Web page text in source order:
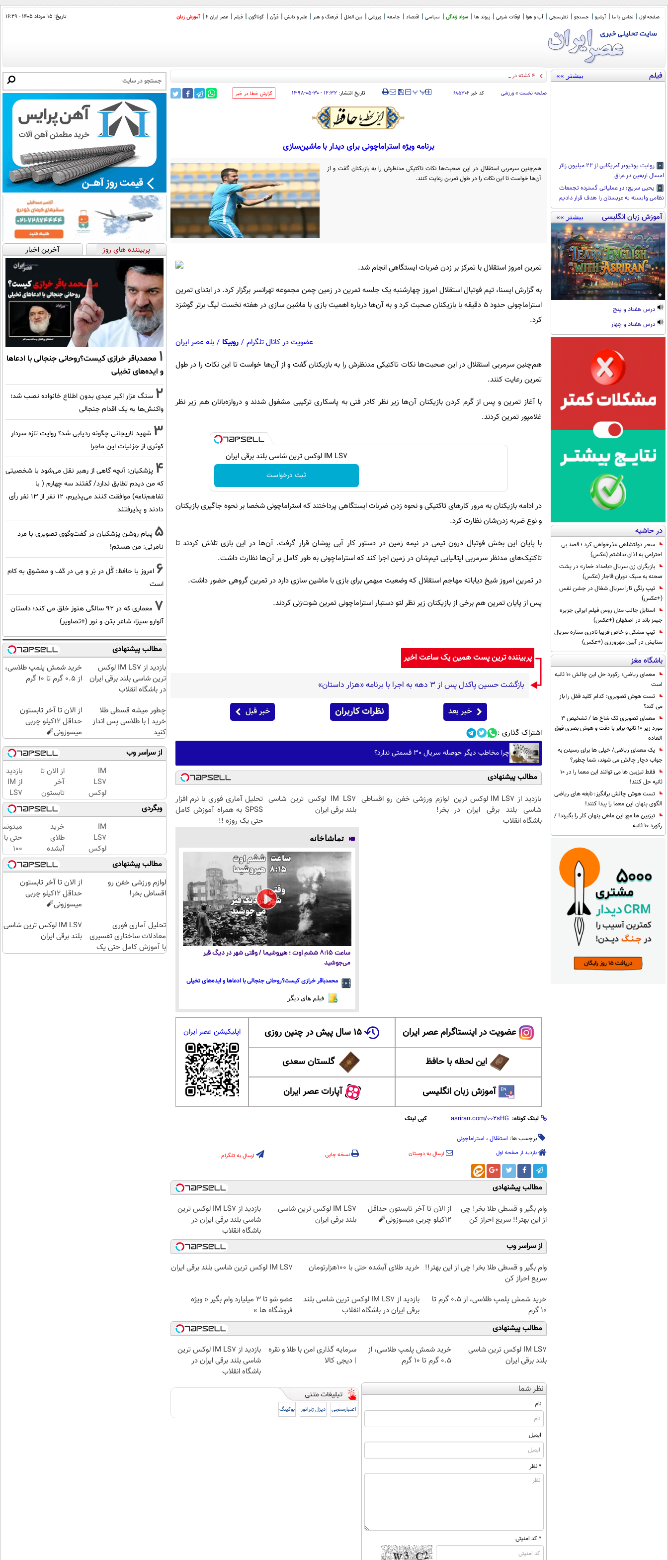
صفحه اول تماس با ما آرشیو جستجو نظرسنجی آب و هوا اوقات شرعی پیوند ها سواد زندگی سیاسی اقتصاد جامعه ورزشی بین الملل فرهنگ و هنر علم و دانش قرآن گوناگون فیلم عصر ایران 2 آموزش زبان تاریخ: ۱۵ مرداد ۱۴۰۵ - ۱۶:۲۹
فیلم بیشتر »»
روایت یوتیوبر آمریکایی از ۲۲ میلیون زائر
امسال اربعین در عراق
یحیی سریع: در عملیاتی گسترده تجمعات
نظامی وابسته به عربستان را هدف قرار دادیم
آموزش زبان انگلیسی بیشتر »»
درس هفتاد و پنج
درس هفتاد و چهار
در حاشیه
سحر دولتشاهی عذرخواهی کرد ؛ قصد بی
احترامی به اذان نداشتم (عکس)
بازیگران زن سریال «بامداد خمار» در پشت
صحنه به سبک دوران قاجار (عکس)
تیپ رنگی تارا سریال شغال در جشن نفس
(+عکس)
استایل جالب مدل روس فیلم ایرانی جزیره
جیمز باند در اصفهان (+عکس)
تیپ مشکی و خاص فریبا نادری ستاره سریال
ستایش در آیین مهرورزی (+عکس)
باشگاه مغز
معمای ریاضی؛ رکورد حل این چالش 10 ثانیه
است
تست هوش تصویری: کدام کلید قفل را باز
می کند؟
معمای تصویری تک شاخ ها / تشخیص 3
مورد زیر 10 ثانیه برابر با دقت و هوش بصری فوق
العاده
یک معمای ریاضی/ خیلی ها برای رسیدن به
جواب دچار چالش می شوند، شما چطور؟
فقط تیزبین ها می توانند این معما را در 10
ثانیه حل کنند!
تست هوش چالش برانگیز: نابغه های ریاضی
الگوی پنهان این معما را پیدا کنند!
تیزبین ها مچ این ماهی پنهان کار را بگیرند! /
رکورد 10 ثانیه
۴ کشته در تصادف جاده اهواز
صفحه نخست » ورزشی کد خبر۶۸۵۳۰۲ ‍‍‍ پپ تاریخ انتشار: ۱۲:۳۲ - ۳۰-۰۵-۱۳۹۸ ‌گزارش خطا در خبر
برنامه ویژه استراماچونی برای دیدار با ماشین‌سازی
هم‌چنین سرمربی استقلال در این صحبت‌ها نکات تاکتیکی مدنظرش را به بازیکنان گفت و از
آن‌ها خواست تا این نکات را در طول تمرین رعایت کنند.
تمرین امروز استقلال با تمرکز بر زدن ضربات ایستگاهی انجام شد.
به گزارش ایسنا، تیم فوتبال استقلال امروز چهارشنبه یک جلسه تمرین در زمین چمن مجموعه تهرانسر برگزار کرد. در ابتدای تمرین
استراماچونی حدود ۵ دقیقه با بازیکنان صحبت کرد و به آن‌ها درباره اهمیت بازی با ماشین سازی در هفته نخست لیگ برتر گوشزد
کرد.
عضویت در کانال تلگرام / روبیکا / بله عصر ایران
هم‌چنین سرمربی استقلال در این صحبت‌ها نکات تاکتیکی مدنظرش را به بازیکنان گفت و از آن‌ها خواست تا این نکات را در طول
تمرین رعایت کنند.
با آغاز تمرین و پس از گرم کردن بازیکنان آن‌ها زیر نظر کادر فنی به پاسکاری ترکیبی مشغول شدند و دروازه‌بانان هم زیر نظر
غلامپور تمرین کردند.
IM LS7 لوکس ترین شاسی بلند برقی ایران
ثبت درخواست
در ادامه بازیکنان به مرور کارهای تاکتیکی و نحوه زدن ضربات ایستگاهی پرداختند که استراماچونی شخصا بر نحوه جاگیری بازیکنان
و نوع ضربه زدن‌شان نظارت کرد.
با پایان این بخش فوتبال درون تیمی در نیمه زمین در دستور کار آبی پوشان قرار گرفت. آن‌ها در این بازی تلاش کردند تا
تاکتیک‌های مدنظر سرمربی ایتالیایی تیم‌شان در زمین اجرا کند که استراماچونی به طور کامل بر آن‌ها نظارت داشت.
در تمرین امروز شیخ دیاباته مهاجم استقلال که وضعیت مبهمی برای بازی با ماشین سازی دارد در تمرین گروهی حضور داشت.
پس از پایان تمرین هم برخی از بازیکنان زیر نظر لتو دستیار استراماچونی تمرین شوت‌زنی کردند.
پربیننده ترین پست همین یک ساعت اخیر
بازگشت حسین پاکدل پس از ۳ دهه به اجرا با برنامه «هزار داستان»
خبر بعد نظرات کاربران خبر قبل
اشتراک گذاری :
چرا مخاطب دیگر حوصله سریال 30 قسمتی ندارد؟
مطالب پیشنهادی
بازدید از IM LS7 لوکس ترین
شاسی بلند برقی ایران در
باشگاه انقلاب
لوازم ورزشی خفن رو اقساطی
بخر!
IM LS7 لوکس ترین شاسی
بلند برقی ایران
تحلیل آماری فوری با نرم افزار
SPSS به همراه آموزش کامل
حتی یک روزه !!
تماشاخانه
ساعت ۸:۱۵ ششم اوت ؛ هیروشیما / وقتی شهر در دیگ قیر
می‌جوشید
محمدباقر خرازی کیست؟روحانی جنجالی با ادعاها و ایده‌های تخیلی
فیلم های دیگر
عضویت در اینستاگرام عصر ایران ۱۵ سال پیش در چنین روزی
این لحظه با حافظ گلستان سعدی
آموزش زبان انگلیسی آپارات عصر ایران
اپلیکیشن عصر ایران
لینک کوتاه: کپی لینک
برچسب ها: استقلال ، استراماچونی
بازدید از صفحه اول ارسال به دوستان نسخه چاپی ارسال به تلگرام
مطالب پیشنهادی
وام بگیر و قسطی طلا بخر! چی
از این بهتر!! سریع احراز کن
از الان تا آخر تابستون حداقل
12کیلو چربی میسوزونی🧨
IM LS7 لوکس ترین شاسی
بلند برقی ایران
بازدید از IM LS7 لوکس ترین
شاسی بلند برقی ایران در
باشگاه انقلاب
از سراسر وب
وام بگیر و قسطی طلا بخر! چی از این بهتر!!
سریع احراز کن
خرید طلای آبشده حتی با ۱۰۰هزارتومان IM LS7 لوکس ترین شاسی بلند برقی ایران
خرید شمش پلمپ طلاسی، از ۰.۵ گرم تا
۱۰ گرم
بازدید از IM LS7 لوکس ترین شاسی بلند
برقی ایران در باشگاه انقلاب
عضو شو تا 3 میلیارد وام بگیر « ویژه
فروشگاه ها »
مطالب پیشنهادی
IM LS7 لوکس ترین شاسی
بلند برقی ایران
خرید شمش پلمپ طلاسی، از
۰.۵ گرم تا ۱۰ گرم
سرمایه گذاری امن با طلا و نقره
| دیجی کالا
بازدید از IM LS7 لوکس ترین
شاسی بلند برقی ایران در
باشگاه انقلاب
نظر شما
نام
ایمیل
* نظر
* کد امنیتی
اعتبارسنجی دیزل ژنراتور بوکینگ
پربیننده های روز آخرین اخبار
1 محمدباقر خرازی کیست؟روحانی جنجالی با ادعاها
و ایده‌های تخیلی
2 سنگ مزار اکبر عبدی بدون اطلاع خانواده نصب شد؛
واکنش‌ها به یک اقدام جنجالی
3 شهید لاریجانی چگونه ردیابی شد؟ روایت تازه سردار
کوثری از جزئیات این ماجرا
4 پزشکیان‌: آنچه گاهی از رهبر نقل می‌شود با شخصیتی
که من دیدم تطابق ندارد/ گفتند سه چهارم ( با
تفاهم‌نامه) موافقت کنند می‌پذیرم، 12 نفر از 13 نفر رأی
دادند و پذیرفتند
5 پیام روشن پزشکیان در گفت‌و‌گوی تصویری با مرد
نامرئی: من هستم!
6 امروز با حافظ: گُل در بَر و مِی در کَف و معشوق به کام
است
7
معماری که در 92 سالگی هنوز خلق می کند؛ داستان
آلوارو سیزا، شاعر بتن و نور (+تصاویر)
مطالب پیشنهادی
بازدید از IM LS7 لوکس
ترین شاسی بلند برقی ایران
در باشگاه انقلاب
خرید شمش پلمپ طلاسی،
از ۰.۵ گرم تا ۱۰ گرم
چطور میشه قسطی طلا
خرید | با طلاسی پس انداز
کنید
از الان تا آخر تابستون
حداقل 12کیلو چربی
میسوزونی🧨
از سراسر وب
IM
LS7
لوکس
ترین
شاسی
بلند
برقی
ایران
از الان تا
آخر
تابستون
حداقل
12کیلو
چربی
میسوزونی
🧨
بازدید
از IM
LS7
لوکس
ترین
شاسی
بلند
برقی
ایران
در
باشگاه
وبگردی
IM
LS7
لوکس
ترین
شاسی
خرید
طلای
آبشده
حتی با
۱۰۰هزارتومان
حتی با
۱۰۰
هم
میتونی
مطالب پیشنهادی
لوازم ورزشی خفن رو
اقساطی بخر!
از الان تا آخر تابستون
حداقل 12کیلو چربی
میسوزونی🧨
تحلیل آماری فوری
معادلات ساختاری تفسیری
با آموزش کامل حتی یک
IM LS7 لوکس ترین شاسی
بلند برقی ایران